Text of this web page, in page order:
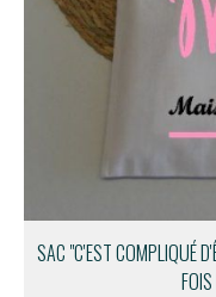
SAC "C'EST COMPLIQUÉ